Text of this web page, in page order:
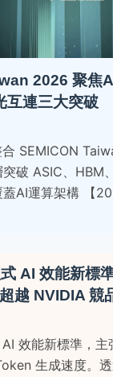
2026 聚焦
互連三大突破
SEMICON
破 ASIC、HBM
蓋AI運算架構 【
AI 效能新標
越 NVIDIA 競
效能新標準，主
生成速度。